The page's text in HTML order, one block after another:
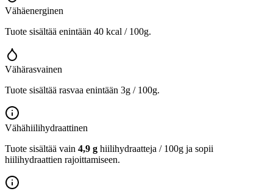
Vähäenerginen
Tuote sisältää enintään 40 kcal / 100g.
Vähärasvainen
Tuote sisältää rasvaa enintään 3g / 100g.
Vähähiilihydraattinen
Tuote sisältää vain 4,9 g hiilihydraatteja / 100g ja sopii
hiilihydraattien rajoittamiseen.